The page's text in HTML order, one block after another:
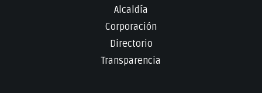
Alcaldía
Corporación
Directorio
Transparencia